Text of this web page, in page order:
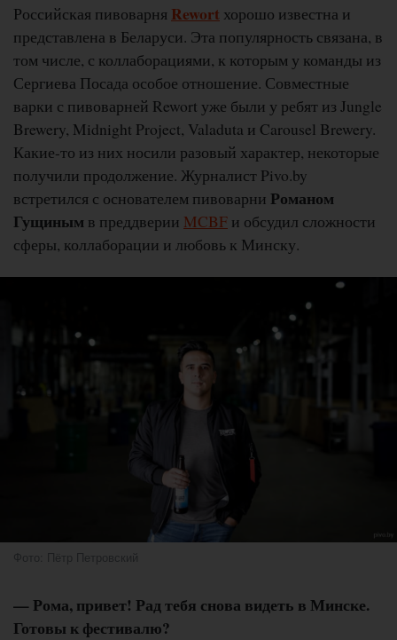
Российская пивоварня Rewort хорошо известна и
представлена в Беларуси. Эта популярность связана, в
том числе, с коллаборациями, к которым у команды из
Сергиева Посада особое отношение. Совместные
варки с пивоварней Rewort уже были у ребят из Jungle
Brewery, Midnight Project, Valaduta и Carousel Brewery.
Какие-то из них носили разовый характер, некоторые
получили продолжение. Журналист Pivo.by
встретился с основателем пивоварни Романом
Гущиным в преддверии MCBF и обсудил сложности
сферы, коллаборации и любовь к Минску.
Фото: Пётр Петровский
— Рома, привет! Рад тебя снова видеть в Минске.
Готовы к фестивалю?